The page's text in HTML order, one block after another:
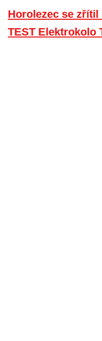
Horolezec se
TEST Elektrokolo